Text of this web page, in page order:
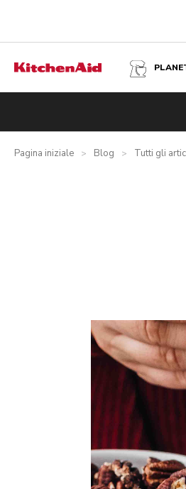
Pagina iniziale > Blog > Tutti gli